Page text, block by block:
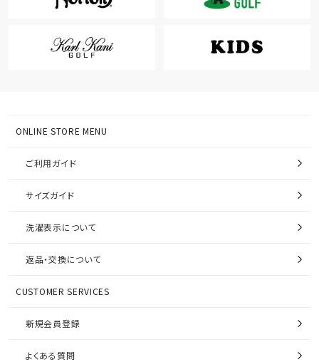
ONLINE STORE MENU
ご利用ガイド
サイズガイド
洗濯表示について
返品・交換について
CUSTOMER SERVICES
新規会員登録
よくある質問